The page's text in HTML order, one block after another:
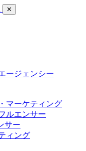
✕
ージェンシー
マーケティング
ルエンサー
サー
ィング